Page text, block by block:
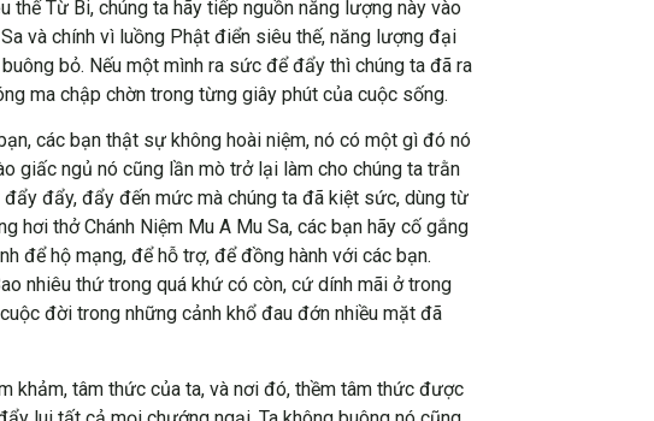
Từ Bi, chúng ta hãy tiếp nguồn năng lượng này vào
và chính vì luồng Phật điển siêu thế, năng lượng đại
bỏ. Nếu một mình ra sức để đẩy thì chúng ta đã ra
ma chập chờn trong từng giây phút của cuộc sống.
các bạn thật sự không hoài niệm, nó có một gì đó nó
giấc ngủ nó cũng lần mò trở lại làm cho chúng ta trằn
đẩy, đẩy đến mức mà chúng ta đã kiệt sức, dùng từ
hơi thở Chánh Niệm Mu A Mu Sa, các bạn hãy cố gắng
để hộ mạng, để hỗ trợ, để đồng hành với các bạn.
nhiêu thứ trong quá khứ có còn, cứ dính mãi ở trong
đời trong những cảnh khổ đau đớn nhiều mặt đã
khảm, tâm thức của ta, và nơi đó, thềm tâm thức được